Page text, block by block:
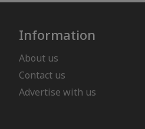
Information
About us
Contact us
Advertise with us